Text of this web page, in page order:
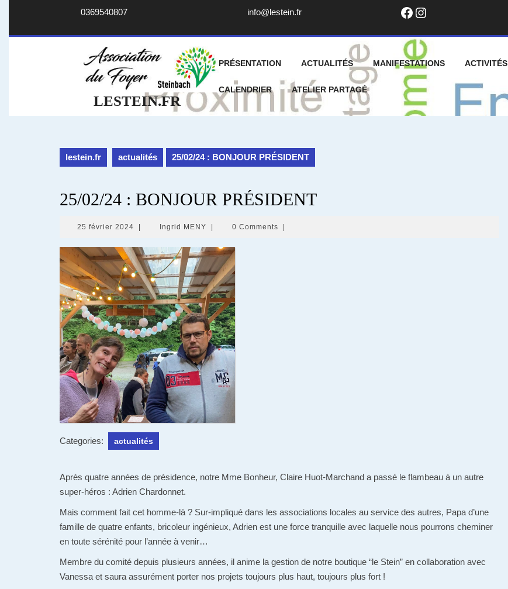
0369540807 info@lestein.frinfo@lestein.fr Facebook
Instagram
LESTEIN.FR
PRÉSENTATION ACTUALITÉS MANIFESTATIONS ACTIVITÉS
CALENDRIER ATELIER PARTAGÉ
lestein.fr actualités 25/02/24 : BONJOUR PRÉSIDENT
25/02/24 : BONJOUR PRÉSIDENT
25 février 2024 25
2024
Ingrid MENY Ingrid
0 Comments
Categories: actualités
Après quatre années de présidence, notre Mme Bonheur, Claire Huot-Marchand a passé le flambeau à un autre
super-héros : Adrien Chardonnet.
Mais comment fait cet homme-là ? Sur-impliqué dans les associations locales au service des autres, Papa d’une
famille de quatre enfants, bricoleur ingénieux, Adrien est une force tranquille avec laquelle nous pourrons cheminer
en toute sérénité pour l’année à venir…
Membre du comité depuis plusieurs années, il anime la gestion de notre boutique “le Stein” en collaboration avec
Vanessa et saura assurément porter nos projets toujours plus haut, toujours plus fort !